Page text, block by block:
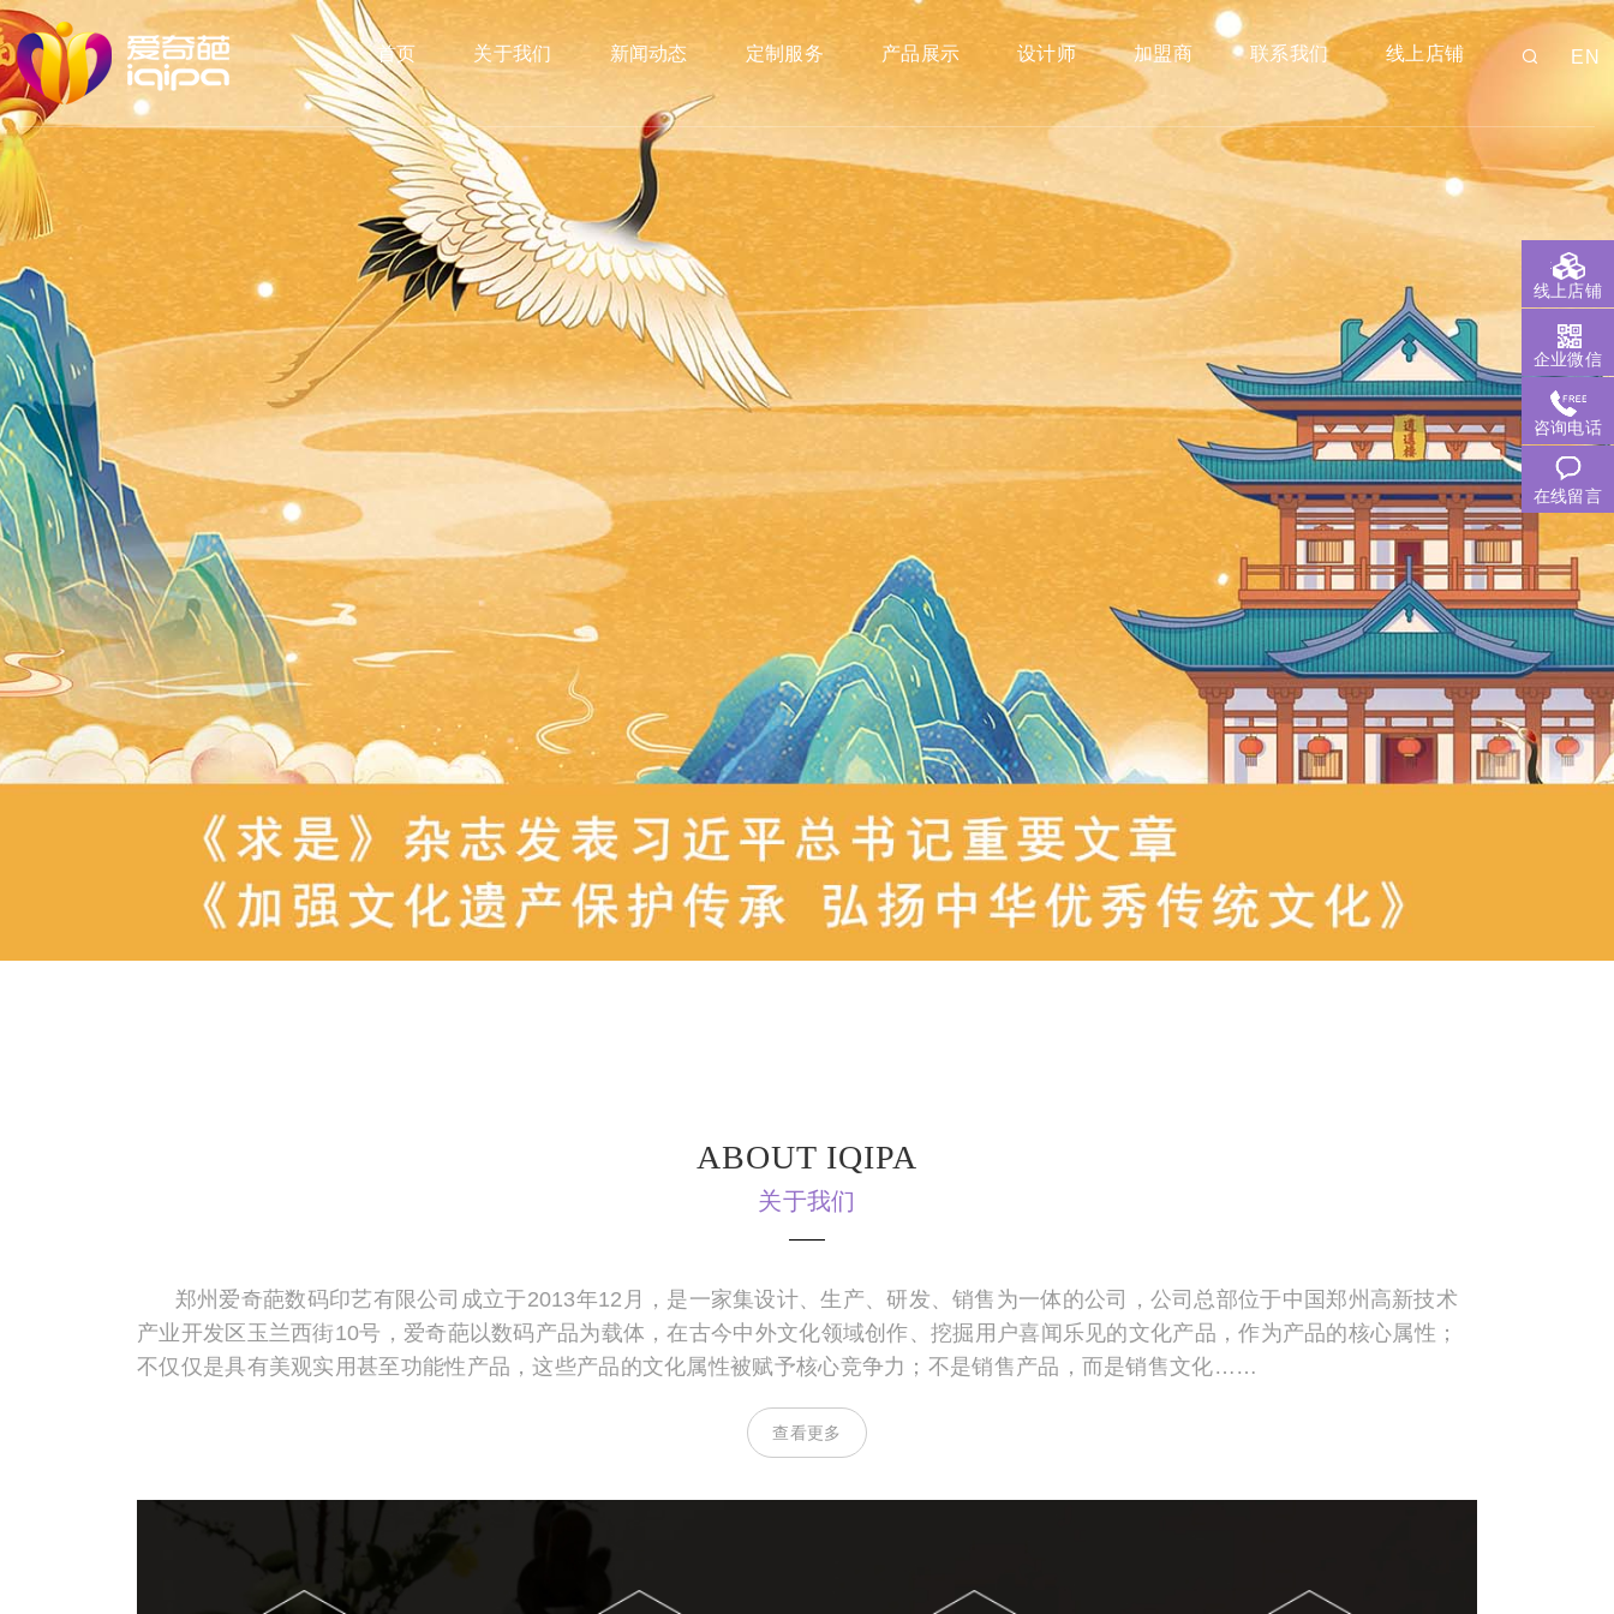
首页 关于我们 新闻动态 定制服务 产品展示 设计师 加盟商 联系我们 线上店铺 EN
ABOUT IQIPA
关于我们
郑州爱奇葩数码印艺有限公司成立于2013年12月，是一家集设计、生产、研发、销售为一体的公司，公司总部位于中国郑州高新技术
产业开发区玉兰西街10号，爱奇葩以数码产品为载体，在古今中外文化领域创作、挖掘用户喜闻乐见的文化产品，作为产品的核心属性；
不仅仅是具有美观实用甚至功能性产品，这些产品的文化属性被赋予核心竞争力；不是销售产品，而是销售文化……
查看更多
线上店铺
企业微信
咨询电话
在线留言